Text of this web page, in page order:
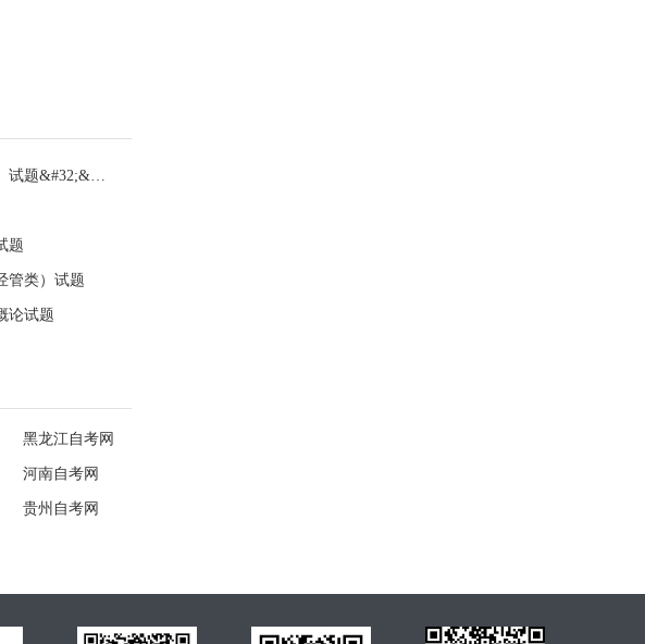
全国2024年4月自学考试经济法概论（财经类）试题&#32;&#32;
题
管类）试题
论试题
黑龙江自考网
河南自考网
贵州自考网